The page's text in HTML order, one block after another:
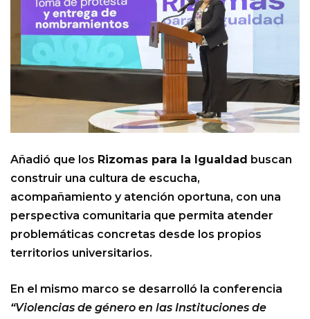
Añadió que los Rizomas para la Igualdad buscan
construir una cultura de escucha,
acompañamiento y atención oportuna, con una
perspectiva comunitaria que permita atender
problemáticas concretas desde los propios
territorios universitarios.
En el mismo marco se desarrolló la conferencia
“Violencias de género en las Instituciones de